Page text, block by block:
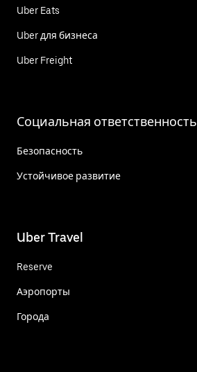
Uber Eats
Uber для бизнеса
Uber Freight
Социальная ответственность
Безопасность
Устойчивое развитие
Uber Travel
Reserve
Аэропорты
Города